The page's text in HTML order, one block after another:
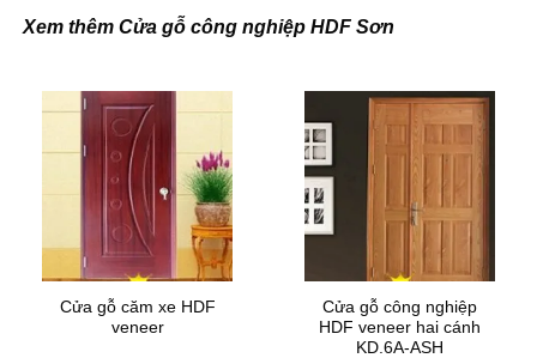
Xem thêm Cửa gỗ công nghiệp HDF Sơn
Cửa gỗ căm xe HDF
veneer
Cửa gỗ công nghiệp
HDF veneer hai cánh
KD.6A-ASH